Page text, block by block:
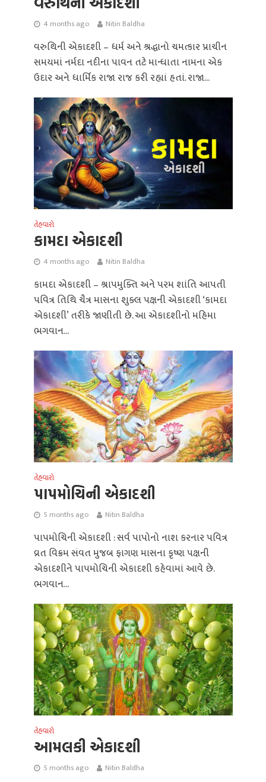
4 months ago Nitin Baldha
વરુથિની એકાદશી – ધર્મ અને શ્રદ્ધાનો ચમત્કાર પ્રાચીન
સમયમાં નર્મદા નદીના પાવન તટે માન્ધાતા નામના એક
ઉદાર અને ધાર્મિક રાજા રાજ કરી રહ્યાં હતાં. રાજા...
તેહવારો
કામદા એકાદશી
4 months ago Nitin Baldha
કામદા એકાદશી – શ્રાપમુક્તિ અને પરમ શાંતિ આપતી
પવિત્ર તિથિ ચૈત્ર માસના શુક્લ પક્ષની એકાદશી ‘કામદા
એકાદશી’ તરીકે જાણીતી છે. આ એકાદશીનો મહિમા
ભગવાન...
તેહવારો
પાપમોચિની એકાદશી
5 months ago Nitin Baldha
પાપમોચિની એકાદશી : સર્વ પાપોનો નાશ કરનાર પવિત્ર
વ્રત વિક્રમ સંવત મુજબ ફાગણ માસના કૃષ્ણ પક્ષની
એકાદશીને પાપમોચિની એકાદશી કહેવામાં આવે છે.
ભગવાન...
તેહવારો
આમલકી એકાદશી
5 months ago Nitin Baldha